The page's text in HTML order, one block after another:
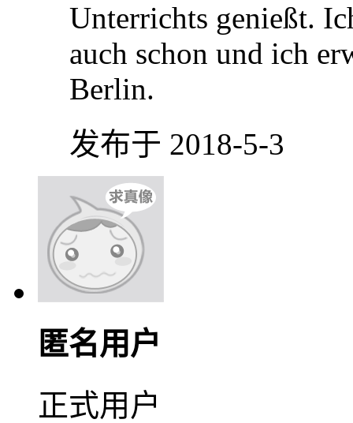
Unterrichts genießt.
auch schon und ich
Berlin.
发布于 2018-5-3
匿名用户
正式用户